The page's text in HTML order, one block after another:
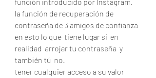
la función de recuperación de
contraseña de 3 amigos de confianza
en esto lo que  tiene lugar si  en
realidad  arrojar tu contraseña  y
también tú  no.
tener cualquier acceso a su valor